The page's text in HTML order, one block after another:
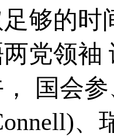
够的时
领袖
国会参
、